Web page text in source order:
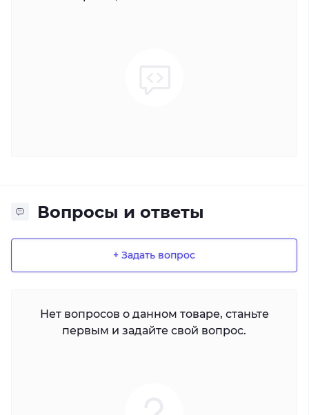
Вопросы и ответы
+ Задать вопрос
Нет вопросов о данном товаре, станьте
первым и задайте свой вопрос.